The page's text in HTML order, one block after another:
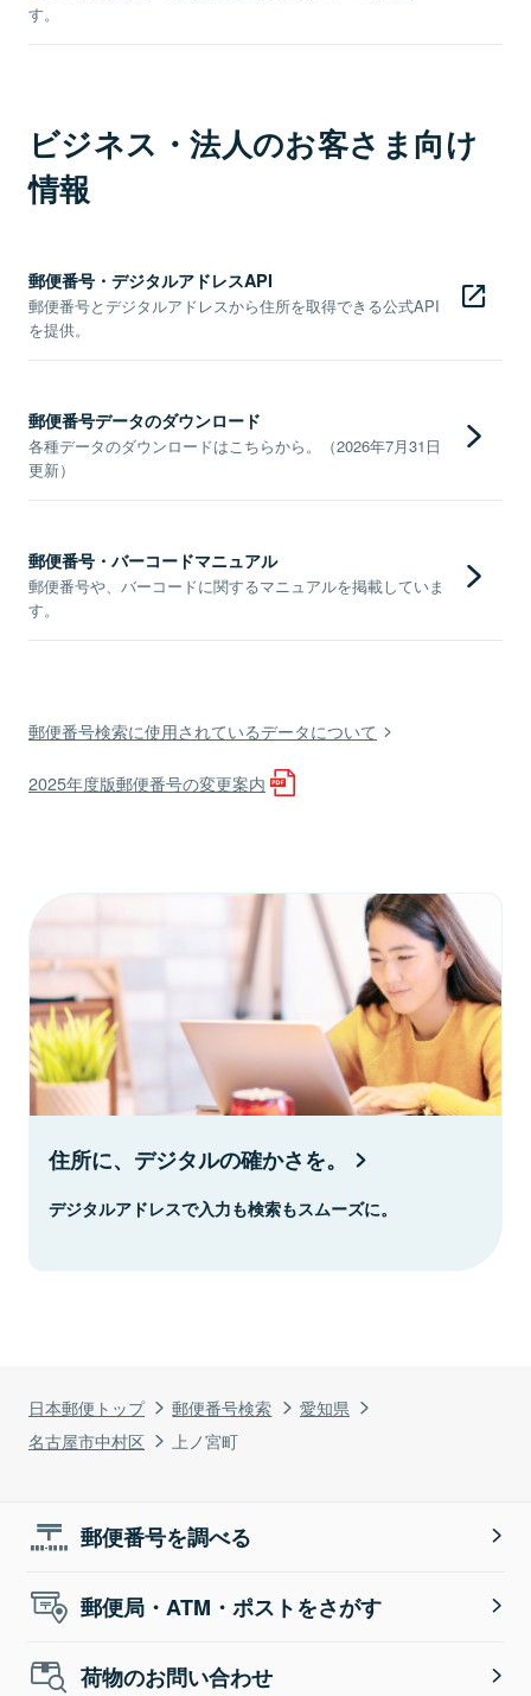
日本郵便トップ 郵便番号検索
愛知県
名古屋市中村区
上ノ宮町
す。
ビジネス・法人のお客さま向け
情報
郵便番号・デジタルアドレスAPI
郵便番号とデジタルアドレスから住所を取得できる公式API
を提供。
郵便番号データのダウンロード
各種データのダウンロードはこちらから。（2026年7月31日
更新）
郵便番号・バーコードマニュアル
郵便番号や、バーコードに関するマニュアルを掲載していま
す。
郵便番号検索に使用されているデータについて
2025年度版郵便番号の変更案内
住所に、デジタルの確かさを。
デジタルアドレスで入力も検索もスムーズに。
郵便番号を調べる
郵便局・ATM・ポストをさがす
荷物のお問い合わせ